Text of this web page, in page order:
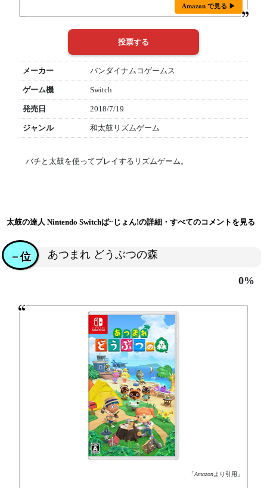
Amazon で見る ▶
メーカー バンダイナムコゲームス
ゲーム機 Switch
発売日 2018/7/19
ジャンル 和太鼓リズムゲーム
バチと太鼓を使ってプレイするリズムゲーム。
太鼓の達人 Nintendo Switchば~じょん!の詳細・すべてのコメントを見る
あつまれ どうぶつの森
－位
0%
「Amazonより引用」